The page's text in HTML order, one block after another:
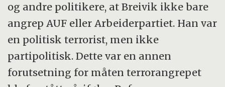
og andre politikere, at Breivik ikke bare
angrep AUF eller Arbeiderpartiet. Han var
en politisk terrorist, men ikke
partipolitisk. Dette var en annen
forutsetning for måten terrorangrepet